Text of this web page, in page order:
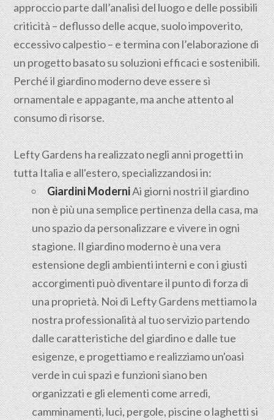
approccio parte dall’analisi del luogo e delle possibili
criticità – deflusso delle acque, suolo impoverito,
eccessivo calpestio – e termina con l’elaborazione di
un progetto basato su soluzioni efficaci e sostenibili.
Perché il giardino moderno deve essere sì
ornamentale e appagante, ma anche attento al
consumo di risorse.
Lefty Gardens ha realizzato negli anni progetti in
tutta Italia e all'estero, specializzandosi in:
Giardini ModerniAi giorni nostri il giardino
non è più una semplice pertinenza della casa, ma
uno spazio da personalizzare e vivere in ogni
stagione. Il giardino moderno è una vera
estensione degli ambienti interni e con i giusti
accorgimenti può diventare il punto di forza di
una proprietà. Noi di Lefty Gardens mettiamo la
nostra professionalità al tuo servizio partendo
dalle caratteristiche del giardino e dalle tue
esigenze, e progettiamo e realizziamo un'oasi
verde in cui spazi e funzioni siano ben
organizzati e gli elementi come arredi,
camminamenti, luci, pergole, piscine o laghetti si